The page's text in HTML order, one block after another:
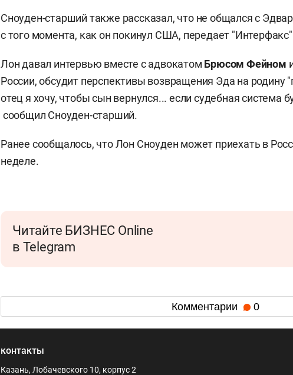
Сноуден-старший также рассказал, что не общался с
с того момента, как он покинул США, передает
Лон давал интервью вместе с адвокатом Брюсом Фейном
России, обсудит перспективы возвращения Эда на родину
отец я хочу, чтобы сын вернулся... если судебная система
сообщил Сноуден-старший.
Ранее сообщалось, что Лон Сноуден может приехать в
неделе.
Читайте БИЗНЕС Online
в Telegram
Комментарии 0
контакты
Казань, Лобачевского 10, корпус 2